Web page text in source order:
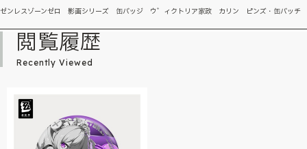
ゼンレスゾーンゼロ 影画シリーズ 缶バッジ ウ゛ィクトリア家政 カリン ピンズ・缶バッチ
閲覧履歴
Recently Viewed